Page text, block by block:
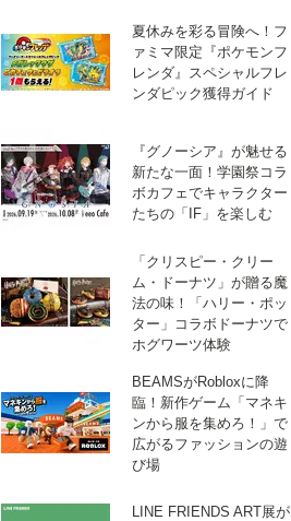
夏休みを彩る冒険へ！フ
ァミマ限定『ポケモンフ
レンダ』スペシャルフレ
ンダピック獲得ガイド
『グノーシア』が魅せる
新たな一面！学園祭コラ
ボカフェでキャラクター
たちの「IF」を楽しむ
「クリスピー・クリー
ム・ドーナツ」が贈る魔
法の味！「ハリー・ポッ
ター」コラボドーナツで
ホグワーツ体験
BEAMSがRobloxに降
臨！新作ゲーム「マネキ
ンから服を集めろ！」で
広がるファッションの遊
び場
LINE FRIENDS ART展が